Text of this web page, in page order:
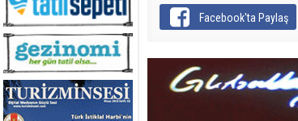
Facebook'ta Paylaş